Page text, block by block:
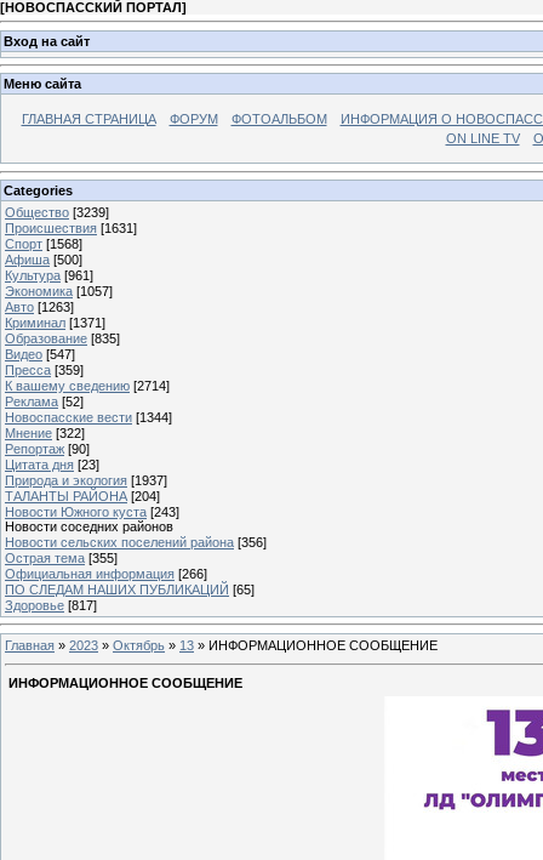
[НОВОСПАССКИЙ ПОРТАЛ]
Вход на сайт
Меню сайта
ГЛАВНАЯ СТРАНИЦА ФОРУМ ФОТОАЛЬБОМ
ИНФОРМАЦИЯ О
ON LINE TV
Categories
Общество [3239]
Происшествия [1631]
Спорт [1568]
Афиша [500]
Культура [961]
Экономика [1057]
Авто [1263]
Криминал [1371]
Образование [835]
Видео [547]
Пресса [359]
К вашему сведению [2714]
Реклама [52]
Новоспасские вести [1344]
Мнение [322]
Репортаж [90]
Цитата дня [23]
Природа и экология [1937]
ТАЛАНТЫ РАЙОНА [204]
Новости Южного куста [243]
Новости соседних районов
Новости сельских поселений района [356]
Острая тема [355]
Официальная информация [266]
ПО СЛЕДАМ НАШИХ ПУБЛИКАЦИЙ [65]
Здоровье [817]
Главная » 2023 » Октябрь » 13 » ИНФОРМАЦИОННОЕ СООБЩЕНИЕ
ИНФОРМАЦИОННОЕ СООБЩЕНИЕ